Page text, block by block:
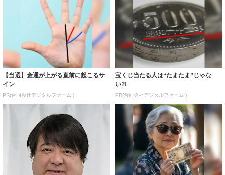
【当選】金運が上がる直前に起こるサ
PR(合同会社デジタルファーム )
宝くじ当たる人は“たまたま”じゃな
PR(合同会社デジタルファーム )
「一瞬誰かと…」彦摩呂、30キロ近く
減量した姿に反響 既製品の防護服が
着られると...
８月のロト6はこの方法で買え!!６つの
数字が『完全一致』する方法
PR(株式会社MURA)